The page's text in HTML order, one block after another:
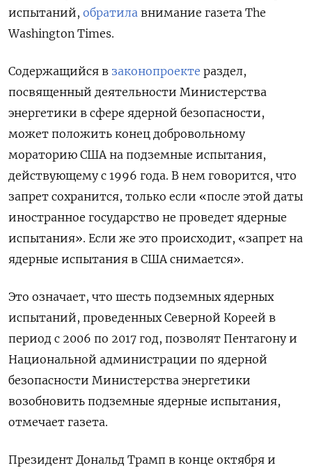
испытаний, обратила внимание газета The
Washington Times.
Содержащийся в законопроекте раздел,
посвященный деятельности Министерства
энергетики в сфере ядерной безопасности,
может положить конец добровольному
мораторию США на подземные испытания,
действующему с 1996 года. В нем говорится, что
запрет сохранится, только если «после этой даты
иностранное государство не проведет ядерные
испытания». Если же это происходит, «запрет на
ядерные испытания в США снимается».
Это означает, что шесть подземных ядерных
испытаний, проведенных Северной Кореей в
период с 2006 по 2017 год, позволят Пентагону и
Национальной администрации по ядерной
безопасности Министерства энергетики
возобновить подземные ядерные испытания,
отмечает газета.
Президент Дональд Трамп в конце октября и